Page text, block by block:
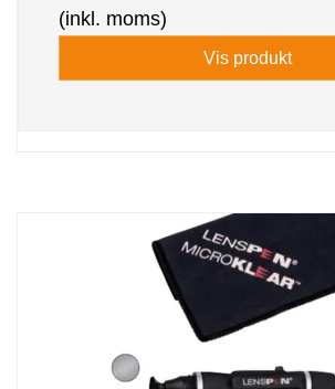
(inkl. moms)
Vis produkt